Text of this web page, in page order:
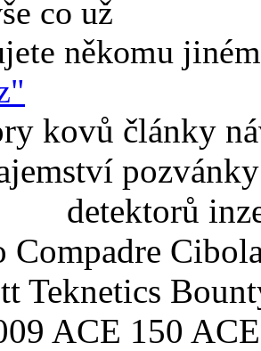
co už
někomu
kovů články
detektorů
Compadre
Teknetics
ACE 150